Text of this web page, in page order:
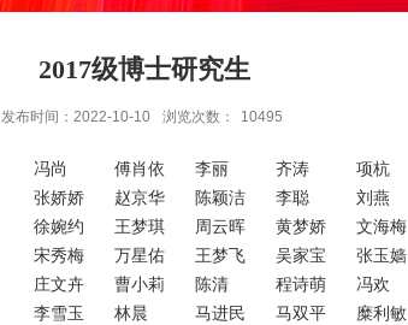
2017级博士研究生
发布时间：2022-10-10 浏览次数： 10495
冯尚 傅肖依 李丽 齐涛
项杭
张娇娇 赵京华 陈颖洁 李聪
刘燕
徐婉约 王梦琪 周云晖 黄梦娇
文海梅
宋秀梅 万星佑 王梦飞 吴家宝
张玉嫱
庄文卉 曹小莉 陈清 程诗萌
冯欢
李雪玉 林晨 马进民 马双平
糜利敏